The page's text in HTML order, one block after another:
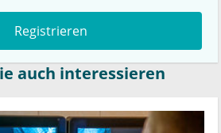
Registrieren
auch interessieren